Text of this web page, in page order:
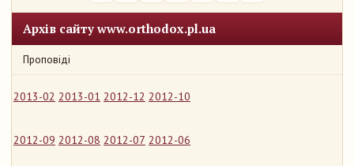
Архів сайту www.orthodox.pl.ua
Проповіді
2013-02 2013-01 2012-12 2012-10
2012-09 2012-08 2012-07 2012-06